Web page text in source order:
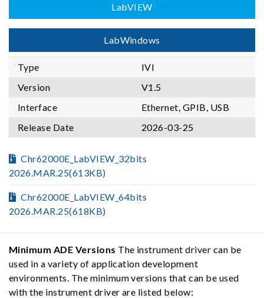
LabVIEW
LabWindows
Type
IVI
Version
V1.5
Interface
Ethernet, GPIB, USB
Release Date
2026-03-25
Chr62000E_LabVIEW_32bits
2026.MAR.25(613KB)
Chr62000E_LabVIEW_64bits
2026.MAR.25(618KB)
Minimum ADE Versions The instrument driver can be
used in a variety of application development
environments. The minimum versions that can be used
with the instrument driver are listed below: